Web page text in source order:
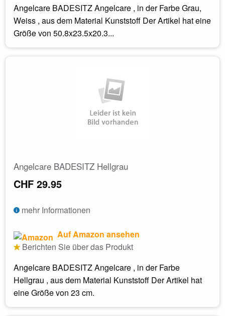
Angelcare BADESITZ Angelcare , in der Farbe Grau,
Weiss , aus dem Material Kunststoff Der Artikel hat eine
Größe von 50.8x23.5x20.3...
Angelcare BADESITZ Hellgrau
CHF 29.95
mehr Informationen
Auf Amazon ansehen
Berichten Sie über das Produkt
Angelcare BADESITZ Angelcare , in der Farbe
Hellgrau , aus dem Material Kunststoff Der Artikel hat
eine Größe von 23 cm.